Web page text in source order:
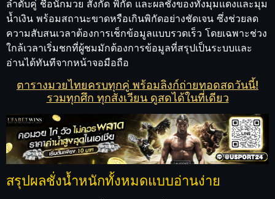
ลำดับคู่ ชื่อนักมวย สังกัด พิกัด และผลชั่งของทั้งมุมแดงและมุม
น้ำเงิน พร้อมสถานะขาดหรือเกินพิกัดอย่างชัดเจน ซึ่งช่วยลด
ความสับสนเวลาต้องการเช็กข้อมูลแบบรวดเร็ว โดยเฉพาะช่วง
ใกล้เวลาเริ่มชกที่ผู้ชมมักต้องการข้อมูลที่สรุปเป็นระบบและ
อ่านได้ทันทีจากหน้าจอมือถือ
ตารางมวยไทยครบทุกคู่ พร้อมลิงก์ถ่ายทอดสดวันนี้!
รวมทุกศึก ทุกสังเวียน ดูสดได้ในที่เดียว
สรุปผลชั่งน้ำหนักทั้งหมดแบบอ่านง่าย